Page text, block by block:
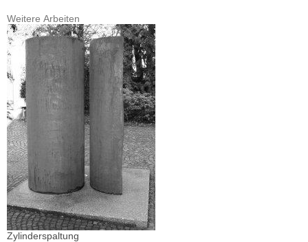
Weitere Arbeiten
Zylinderspaltung